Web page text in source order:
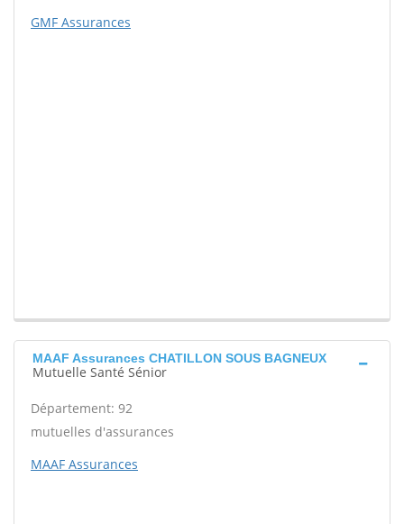
GMF Assurances
MAAF Assurances CHATILLON SOUS BAGNEUX
Mutuelle Santé Sénior
Département: 92
mutuelles d'assurances
MAAF Assurances